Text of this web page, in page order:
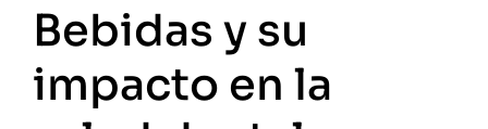
Bebidas y su
impacto en la